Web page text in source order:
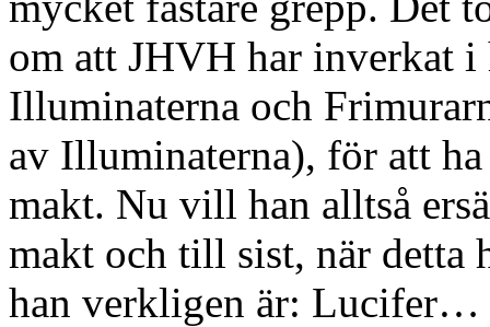
om att JHVH har inverkat i
Illuminaterna och
av Illuminaterna), för att
makt. Nu vill han alltså
makt och till sist, när detta
han verkligen är: Lucifer…